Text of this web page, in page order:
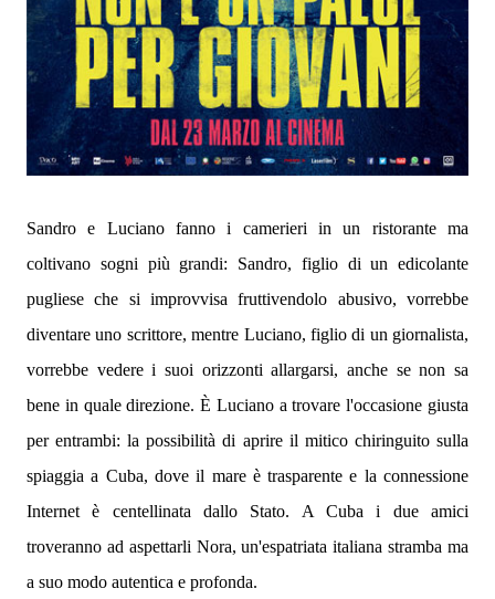
Sandro e Luciano fanno i camerieri in un ristorante ma
coltivano sogni più grandi: Sandro, figlio di un edicolante
pugliese che si improvvisa fruttivendolo abusivo, vorrebbe
diventare uno scrittore, mentre Luciano, figlio di un giornalista,
vorrebbe vedere i suoi orizzonti allargarsi, anche se non sa
bene in quale direzione. È Luciano a trovare l'occasione giusta
per entrambi: la possibilità di aprire il mitico chiringuito sulla
spiaggia a Cuba, dove il mare è trasparente e la connessione
Internet è centellinata dallo Stato. A Cuba i due amici
troveranno ad aspettarli Nora, un'espatriata italiana stramba ma
a suo modo autentica e profonda.